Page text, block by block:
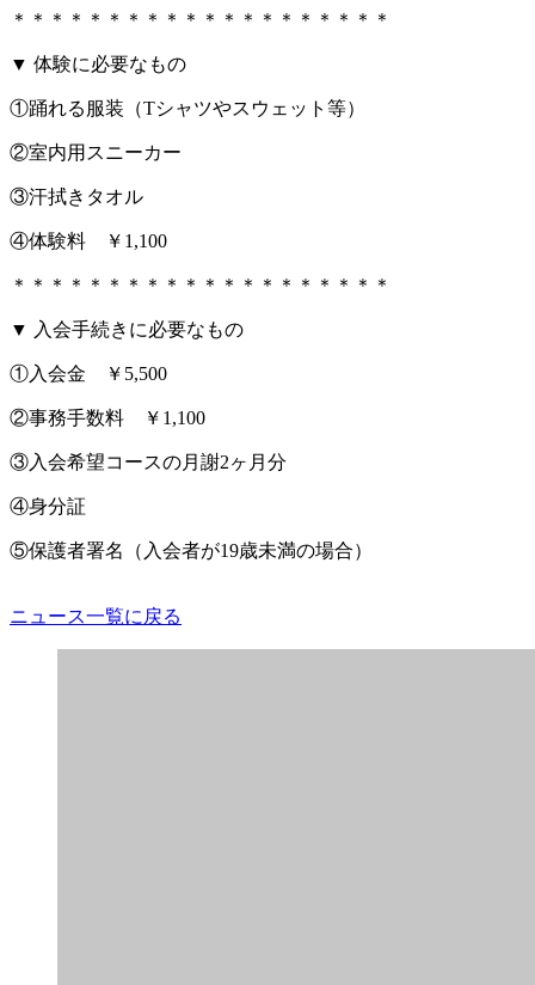
＊＊＊＊＊＊＊＊＊＊＊＊＊＊＊＊＊＊＊＊
▼ 体験に必要なもの
①踊れる服装（Tシャツやスウェット等）
②室内用スニーカー
③汗拭きタオル
④体験料 ￥1,100
＊＊＊＊＊＊＊＊＊＊＊＊＊＊＊＊＊＊＊＊
▼ 入会手続きに必要なもの
①入会金 ￥5,500
②事務手数料 ￥1,100
③入会希望コースの月謝2ヶ月分
④身分証
⑤保護者署名（入会者が19歳未満の場合）
ニュース一覧に戻る